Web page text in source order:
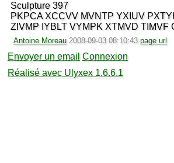
Sculpture 397
PKPCA XCCVV MVNTP YXIUV
ZIVMP IYBLT VYMPK XTMVD
Antoine Moreau 2008-09-03 08:10:43 page url
Envoyer un email Connexion
Réalisé avec Ulyxex 1.6.6.1